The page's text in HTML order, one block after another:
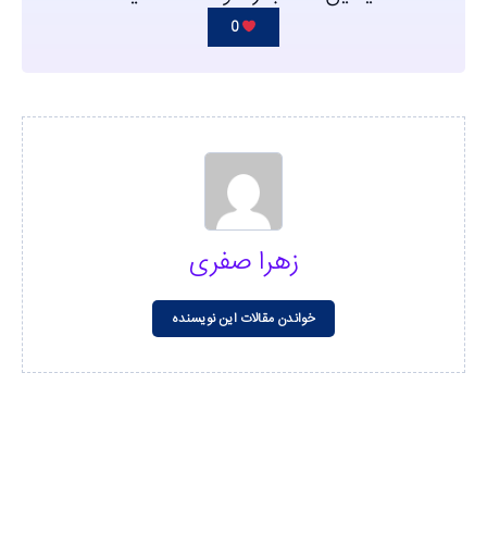
0
زهرا صفری
خواندن مقالات این نویسنده